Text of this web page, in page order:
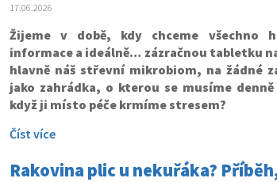
17.06.2026
Žijeme v době, kdy chceme všechno
informace a ideálně… zázračnou tabletku
hlavně náš střevní mikrobiom, na žádné
jako zahrádka, o kterou se musíme
když ji místo péče krmíme stresem?
Číst více
Rakovina plic u nekuřáka?